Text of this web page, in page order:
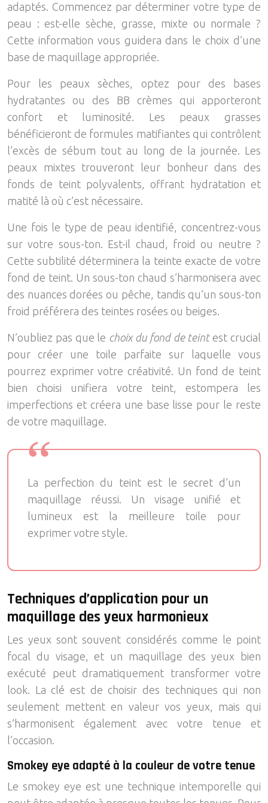
adaptés. Commencez par déterminer votre type de
peau : est-elle sèche, grasse, mixte ou normale ?
Cette information vous guidera dans le choix d’une
base de maquillage appropriée.
Pour les peaux sèches, optez pour des bases
hydratantes ou des BB crèmes qui apporteront
confort et luminosité. Les peaux grasses
bénéficieront de formules matifiantes qui contrôlent
l’excès de sébum tout au long de la journée. Les
peaux mixtes trouveront leur bonheur dans des
fonds de teint polyvalents, offrant hydratation et
matité là où c’est nécessaire.
Une fois le type de peau identifié, concentrez-vous
sur votre sous-ton. Est-il chaud, froid ou neutre ?
Cette subtilité déterminera la teinte exacte de votre
fond de teint. Un sous-ton chaud s’harmonisera avec
des nuances dorées ou pêche, tandis qu’un sous-ton
froid préférera des teintes rosées ou beiges.
N’oubliez pas que le choix du fond de teint est crucial
pour créer une toile parfaite sur laquelle vous
pourrez exprimer votre créativité. Un fond de teint
bien choisi unifiera votre teint, estompera les
imperfections et créera une base lisse pour le reste
de votre maquillage.
La perfection du teint est le secret d’un
maquillage réussi. Un visage unifié et
lumineux est la meilleure toile pour
exprimer votre style.
Techniques d’application pour un
maquillage des yeux harmonieux
Les yeux sont souvent considérés comme le point
focal du visage, et un maquillage des yeux bien
exécuté peut dramatiquement transformer votre
look. La clé est de choisir des techniques qui non
seulement mettent en valeur vos yeux, mais qui
s’harmonisent également avec votre tenue et
l’occasion.
Smokey eye adapté à la couleur de votre tenue
Le smokey eye est une technique intemporelle qui